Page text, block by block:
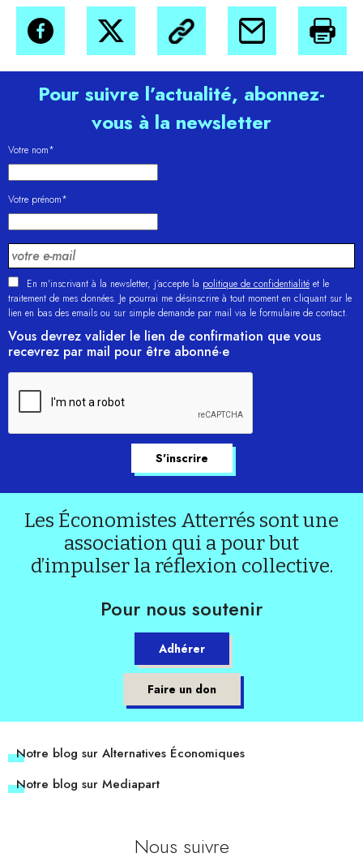
Pour suivre l’actualité, abonnez-
vous à la newsletter
Votre nom*
Votre prénom*
En m'inscrivant à la newsletter, j’accepte la politique de confidentialité et le
traitement de mes données. Je pourrai me désinscrire à tout moment en cliquant sur le
lien en bas des emails ou sur simple demande par mail via le formulaire de contact.
Vous devrez valider le lien de confirmation que vous
recevrez par mail pour être abonné·e
Les Économistes Atterrés sont une
association qui a pour but
d’impulser la réflexion collective.
Pour nous soutenir
Adhérer
Faire un don
Notre blog sur Alternatives Économiques
Notre blog sur Mediapart
Nous suivre